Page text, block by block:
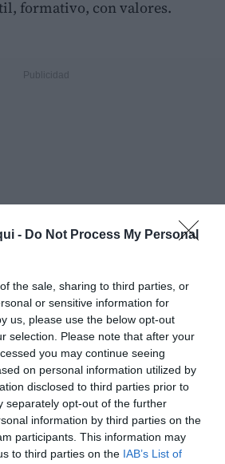
- Do Not Process My Personal
the sale, sharing to third parties, or
or sensitive information for
us, please use the below opt-out
selection. Please note that after your
you may continue seeing
on personal information utilized by
disclosed to third parties prior to
separately opt-out of the further
information by third parties on the
participants. This information may
to third parties on the IAB’s List of
formativo, con valores.